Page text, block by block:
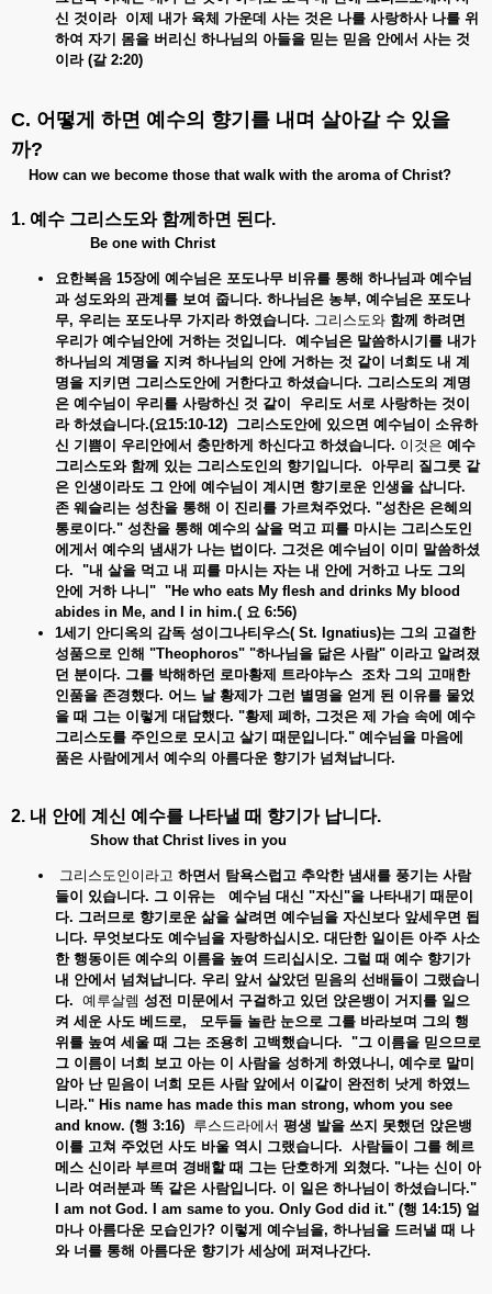
신 것이라 이제 내가 육체 가운데 사는 것은 나를 사랑하사 나를 위
하여 자기 몸을 버리신 하나님의 아들을 믿는 믿음 안에서 사는 것
이라 (갈 2:20)
C. 어떻게 하면 예수의 향기를 내며 살아갈 수 있을
까?
How can we become those that walk with the aroma of Christ?
1. 예수 그리스도와 함께하면 된다.
Be one with Christ
요한복음 15장에 예수님은 포도나무 비유를 통해 하나님과 예수님
과 성도와의 관계를 보여 줍니다. 하나님은 농부, 예수님은 포도나
무, 우리는 포도나무 가지라 하였습니다. 그리스도와 함께 하려면
우리가 예수님안에 거하는 것입니다. 예수님은 말씀하시기를 내가
하나님의 계명을 지켜 하나님의 안에 거하는 것 같이 너희도 내 계
명을 지키면 그리스도안에 거한다고 하셨습니다. 그리스도의 계명
은 예수님이 우리를 사랑하신 것 같이 우리도 서로 사랑하는 것이
라 하셨습니다.(요15:10-12) 그리스도안에 있으면 예수님이 소유하
신 기쁨이 우리안에서 충만하게 하신다고 하셨습니다. 이것은 예수
그리스도와 함께 있는 그리스도인의 향기입니다. 아무리 질그릇 같
은 인생이라도 그 안에 예수님이 계시면 향기로운 인생을 삽니다.
존 웨슬리는 성찬을 통해 이 진리를 가르쳐주었다. "성찬은 은혜의
통로이다." 성찬을 통해 예수의 살을 먹고 피를 마시는 그리스도인
에게서 예수의 냄새가 나는 법이다. 그것은 예수님이 이미 말씀하셨
다. "내 살을 먹고 내 피를 마시는 자는 내 안에 거하고 나도 그의
안에 거하 나니" "He who eats My flesh and drinks My blood
abides in Me, and I in him.( 요 6:56)
1세기 안디옥의 감독 성이그나티우스( St. Ignatius)는 그의 고결한
성품으로 인해 "Theophoros" "하나님을 닮은 사람" 이라고 알려졌
던 분이다. 그를 박해하던 로마황제 트라야누스 조차 그의 고매한
인품을 존경했다. 어느 날 황제가 그런 별명을 얻게 된 이유를 물었
을 때 그는 이렇게 대답했다. "황제 폐하, 그것은 제 가슴 속에 예수
그리스도를 주인으로 모시고 살기 때문입니다." 예수님을 마음에
품은 사람에게서 예수의 아름다운 향기가 넘쳐납니다.
2. 내 안에 계신 예수를 나타낼 때 향기가 납니다.
Show that Christ lives in you
그리스도인이라고 하면서 탐욕스럽고 추악한 냄새를 풍기는 사람
들이 있습니다. 그 이유는 예수님 대신 "자신"을 나타내기 때문이
다. 그러므로 향기로운 삶을 살려면 예수님을 자신보다 앞세우면 됩
니다. 무엇보다도 예수님을 자랑하십시오. 대단한 일이든 아주 사소
한 행동이든 예수의 이름을 높여 드리십시오. 그럴 때 예수 향기가
내 안에서 넘쳐납니다. 우리 앞서 살았던 믿음의 선배들이 그랬습니
다. 예루살렘 성전 미문에서 구걸하고 있던 앉은뱅이 거지를 일으
켜 세운 사도 베드로, 모두들 놀란 눈으로 그를 바라보며 그의 행
위를 높여 세울 때 그는 조용히 고백했습니다. "그 이름을 믿으므로
그 이름이 너희 보고 아는 이 사람을 성하게 하였나니, 예수로 말미
암아 난 믿음이 너희 모든 사람 앞에서 이같이 완전히 낫게 하였느
니라." His name has made this man strong, whom you see
and know. (행 3:16) 루스드라에서 평생 발을 쓰지 못했던 앉은뱅
이를 고쳐 주었던 사도 바울 역시 그랬습니다. 사람들이 그를 헤르
메스 신이라 부르며 경배할 때 그는 단호하게 외쳤다. "나는 신이 아
니라 여러분과 똑 같은 사람입니다. 이 일은 하나님이 하셨습니다."
I am not God. I am same to you. Only God did it." (행 14:15) 얼
마나 아름다운 모습인가? 이렇게 예수님을, 하나님을 드러낼 때 나
와 너를 통해 아름다운 향기가 세상에 퍼져나간다.